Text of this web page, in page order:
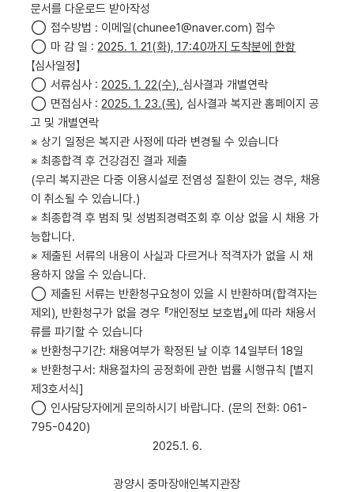
문서를 다운로드 받아작성
◯ 접수방법 : 이메일(chunee1@naver.com)접수
◯ 마 감 일 :2025. 1. 21(화), 17:40까지 도착분에 한함
【심사일정】
◯ 서류심사 :2025. 1. 22(수), 심사결과 개별연락
◯ 면접심사 :2025. 1. 23.(목), 심사결과 복지관 홈페이지 공
고 및 개별연락
※ 상기 일정은 복지관 사정에 따라 변경될 수 있습니다
​※ 최종합격 후 건강검진 결과 제출
(우리 복지관은 다중 이용시설로 전염성 질환이 있는 경우,채용
이 취소될 수 있습니다.)
※ 최종합격 후 범죄 및 성범죄경력조회 후 이상 없을 시 채용 가
능합니다.
※ 제출된 서류의 내용이 사실과 다르거나 적격자가 없을 시 채
용하지 않을 수 있습니다.
◯ 제출된 서류는 반환청구요청이 있을 시 반환하며 (합격자는
제외 ), 반환청구가 없을 경우 『개인정보 보호법』에 따라 채용서
류를 파기할 수 있습니다
※ 반환청구기간:채용여부가 확정된 날 이후14일부터18일
※ 반환청구서 :채용절차의 공정화에 관한 법률 시행규칙 [별지
제 3호서식]
◯ 인사담당자에게 문의하시기 바랍니다. (문의 전화: 061-
795-0420)
2025.1. 6.
광양시 중마장애인복지관장